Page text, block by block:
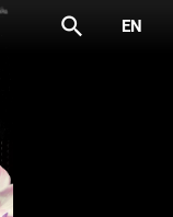
search EN